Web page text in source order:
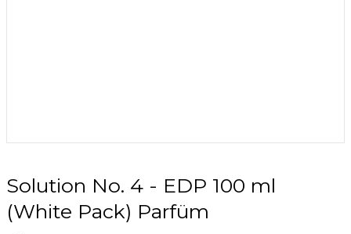
Solution No. 4 - EDP 100 ml
(White Pack) Parfüm